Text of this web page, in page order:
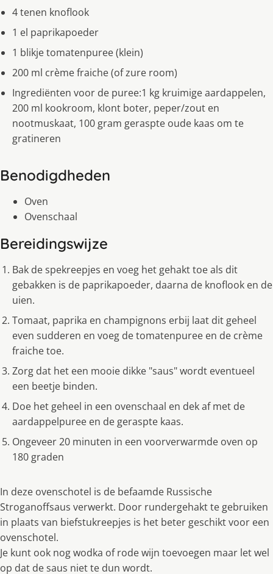
4 tenen knoflook
1 el paprikapoeder
1 blikje tomatenpuree (klein)
200 ml crème fraiche (of zure room)
Ingrediënten voor de puree:1 kg kruimige aardappelen,
200 ml kookroom, klont boter, peper/zout en
nootmuskaat, 100 gram geraspte oude kaas om te
gratineren
Benodigdheden
Oven
Ovenschaal
Bereidingswijze
Bak de spekreepjes en voeg het gehakt toe als dit
gebakken is de paprikapoeder, daarna de knoflook en de
uien.
Tomaat, paprika en champignons erbij laat dit geheel
even sudderen en voeg de tomatenpuree en de crème
fraiche toe.
Zorg dat het een mooie dikke "saus" wordt eventueel
een beetje binden.
Doe het geheel in een ovenschaal en dek af met de
aardappelpuree en de geraspte kaas.
Ongeveer 20 minuten in een voorverwarmde oven op
180 graden
In deze ovenschotel is de befaamde Russische
Stroganoffsaus verwerkt. Door rundergehakt te gebruiken
in plaats van biefstukreepjes is het beter geschikt voor een
ovenschotel.
Je kunt ook nog wodka of rode wijn toevoegen maar let wel
op dat de saus niet te dun wordt.